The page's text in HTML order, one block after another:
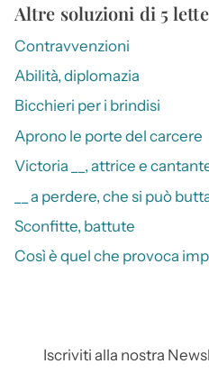
Altre soluzioni di 5
Contravvenzioni
Abilità, diplomazia
Bicchieri per i brindisi
Aprono le porte del carcere
Victoria __, attrice e
__ a perdere, che si può
Sconfitte, battute
Così è quel che provoca
Iscriviti alla nostra